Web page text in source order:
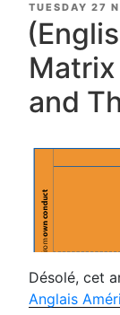
POSTED
ON
TUESDAY 27
and
Désolé, cet
Anglais